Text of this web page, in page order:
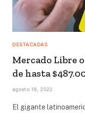
DESTACADAS
Mercado Libre
de hasta
agosto 19, 2022
El gigante